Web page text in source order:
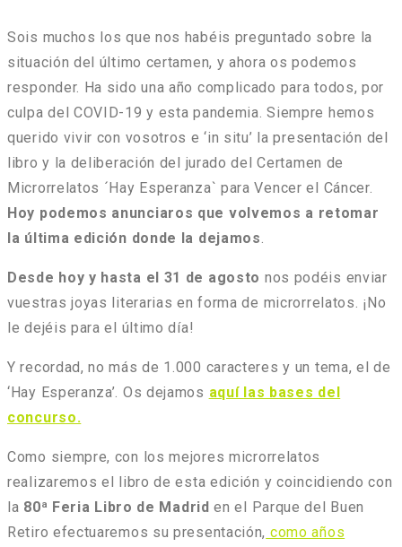
Sois muchos los que nos habéis preguntado sobre la
situación del último certamen, y ahora os podemos
responder. Ha sido una año complicado para todos, por
culpa del COVID-19 y esta pandemia. Siempre hemos
querido vivir con vosotros e ‘in situ’ la presentación del
libro y la deliberación del jurado del Certamen de
Microrrelatos ´Hay Esperanza` para Vencer el Cáncer.
Hoy podemos anunciaros que volvemos a retomar
la última edición donde la dejamos
Desde hoy y hasta el 31 de agosto nos podéis enviar
vuestras joyas literarias en forma de microrrelatos. ¡No
le dejéis para el último día!
Y recordad, no más de 1.000 caracteres y un tema, el de
‘Hay Esperanza’. Os dejamos aquí las bases del
concurso.
Como siempre, con los mejores microrrelatos
realizaremos el libro de esta edición y coincidiendo con
la 80ª Feria Libro de Madrid en el Parque del Buen
Retiro efectuaremos su presentación, como años